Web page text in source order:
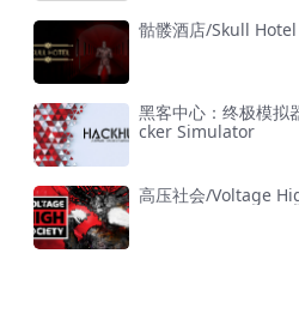
骷髅酒店/Skull Hotel
黑客中心：终极模
cker Simulator
高压社会/Voltage